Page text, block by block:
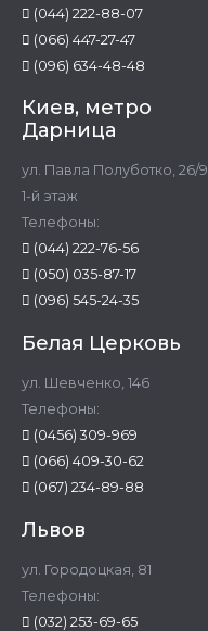
(044) 222-88-07
(066) 447-27-47
(096) 634-48-48
Киев, метро
Дарница
ул. Павла Полуботко, 26/9
1-й этаж
Телефоны:
(044) 222-76-56
(050) 035-87-17
(096) 545-24-35
Белая Церковь
ул. Шевченко, 146
Телефоны:
(0456) 309-969
(066) 409-30-62
(067) 234-89-88
Львов
ул. Городоцкая, 81
Телефоны:
(032) 253-69-65